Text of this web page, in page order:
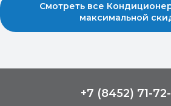
Смотреть все
максимальной
+7 (8452) 71-